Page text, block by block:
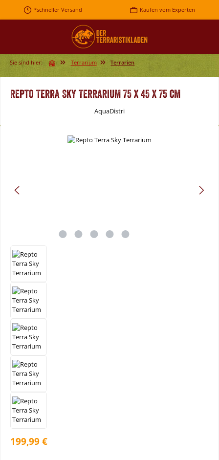
Zum Hauptinhalt springen
*schneller Versand Kaufen vom Experten
Sie sind hier: Terrarium Terrarien
Repto Terra Sky Terrarium 75 x 45 x 75 cm
AquaDistri
Bildergalerie überspringen
199,99 €